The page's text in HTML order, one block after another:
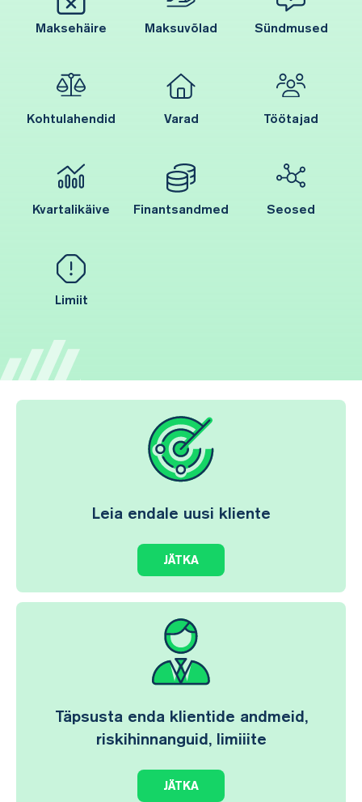
Maksehäire Maksuvõlad Sündmused
Kohtulahendid Varad Töötajad
Kvartalikäive Finantsandmed Seosed
Limiit
Leia endale uusi kliente
JÄTKA
Täpsusta enda klientide andmeid,
riskihinnanguid, limiiite
JÄTKA